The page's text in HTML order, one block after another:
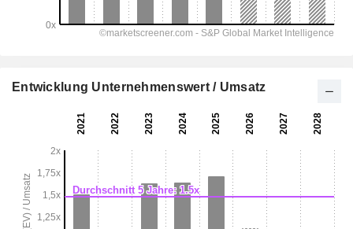
Entwicklung Unternehmenswert / Umsatz